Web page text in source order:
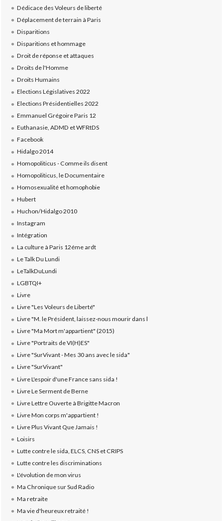
Dédicace des Voleurs de liberté
Déplacement de terrain à Paris
Disparitions
Disparitions et hommage
Droit de réponse et attaques
Droits de l'Homme
Droits Humains
Elections Législatives 2022
Elections Présidentielles 2022
Emmanuel Grégoire Paris 12
Euthanasie, ADMD et WFRtDS
Facebook
Hidalgo 2014
Homopoliticus - Comme ils disent
Homopoliticus, le Documentaire
Homosexualité et homophobie
Hubert
Huchon/Hidalgo 2010
Instagram
Intégration
La culture à Paris 12éme ardt
Le Talk Du Lundi
LeTalkDuLundi
LGBTQI+
Livre
Livre "Les Voleurs de Liberté"
Livre "M. le Président, laissez-nous mourir dans l
Livre "Ma Mort m'appartient" (2015)
Livre "Portraits de VI(H)ES"
Livre "SurVivant - Mes 30 ans avec le sida"
Livre "SurVivant"
Livre L'espoir d'une France sans sida !
Livre Le Serment de Berne
Livre Lettre Ouverte à Brigitte Macron
Livre Mon corps m'appartient !
Livre Plus Vivant Que Jamais !
Loisirs
Lutte contre le sida, ELCS, CNS et CRIPS
Lutte contre les discriminations
L'évolution de mon virus
Ma Chronique sur Sud Radio
Ma retraite
Ma vie d'heureux retraité !